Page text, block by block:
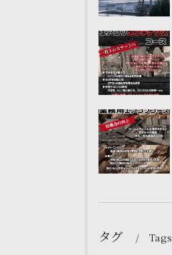
タグ Tags